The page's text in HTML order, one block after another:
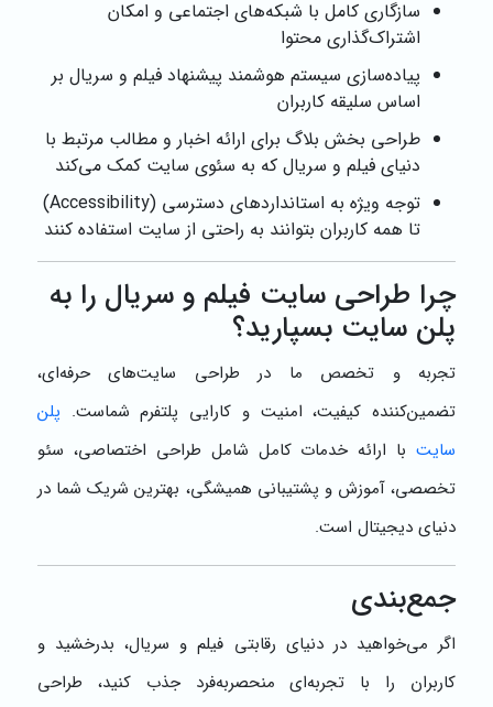
سازگاری کامل با شبکه‌های اجتماعی و امکان
اشتراک‌گذاری محتوا
پیاده‌سازی سیستم هوشمند پیشنهاد فیلم و سریال بر
اساس سلیقه کاربران
طراحی بخش بلاگ برای ارائه اخبار و مطالب مرتبط با
دنیای فیلم و سریال که به سئوی سایت کمک می‌کند
توجه ویژه به استانداردهای دسترسی (Accessibility)
تا همه کاربران بتوانند به راحتی از سایت استفاده کنند
چرا طراحی سایت فیلم و سریال را به
پلن سایت بسپارید؟
تجربه و تخصص ما در طراحی سایت‌های حرفه‌ای،
تضمین‌کننده کیفیت، امنیت و کارایی پلتفرم شماست. پلن
سایت با ارائه خدمات کامل شامل طراحی اختصاصی، سئو
تخصصی، آموزش و پشتیبانی همیشگی، بهترین شریک شما در
دنیای دیجیتال است.
جمع‌بندی
اگر می‌خواهید در دنیای رقابتی فیلم و سریال، بدرخشید و
کاربران را با تجربه‌ای منحصربه‌فرد جذب کنید، طراحی